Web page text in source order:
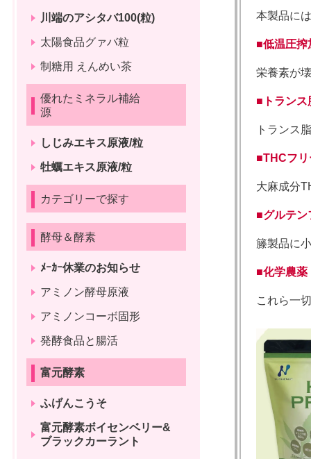
本製品に
■低温圧搾
栄養素が
■ トラン
トランス
■THCフリ
大麻成分
■グルテン
籐製品に
■化学農薬
これら一
川端のアシタバ100(粒)
太陽食品グァバ粒
制糖用 えんめい茶
優れたミネラル補給
源
しじみエキス原液/粒
牡蠣エキス原液/粒
カテゴリーで探す
酵母＆酵素
ﾒｰｶｰ休業のお知らせ
アミノン酵母原液
アミノンコーボ固形
発酵食品と腸活
富元酵素
ふげんこうそ
富元酵素ボイセンベリー&
ブラックカーラント